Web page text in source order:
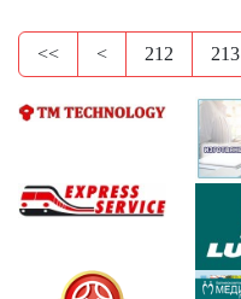
<< < 212 213